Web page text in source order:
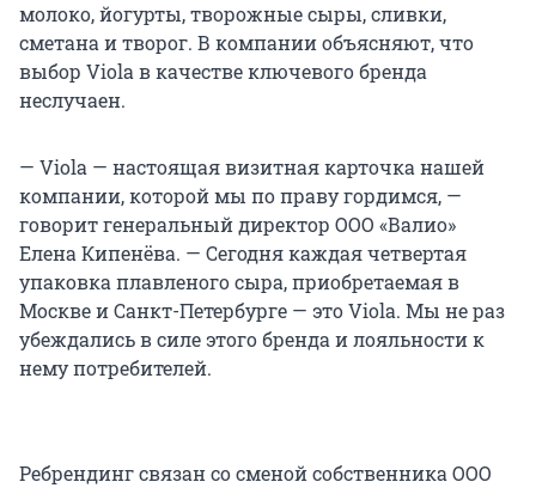
молоко, йогурты, творожные сыры, сливки,
сметана и творог. В компании объясняют, что
выбор Viola в качестве ключевого бренда
неслучаен.
— Viola — настоящая визитная карточка нашей
компании, которой мы по праву гордимся, —
говорит генеральный директор ООО «Валио»
Елена Кипенёва. — Сегодня каждая четвертая
упаковка плавленого сыра, приобретаемая в
Москве и Санкт-Петербурге — это Viola. Мы не раз
убеждались в силе этого бренда и лояльности к
нему потребителей.
Ребрендинг связан со сменой собственника ООО